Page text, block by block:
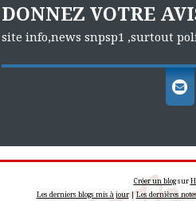
DONNEZ VOTRE
site info,news snpsp1 ,surtout
Créer un blogsur
Les derniers blogs mis à jour|Les dernières